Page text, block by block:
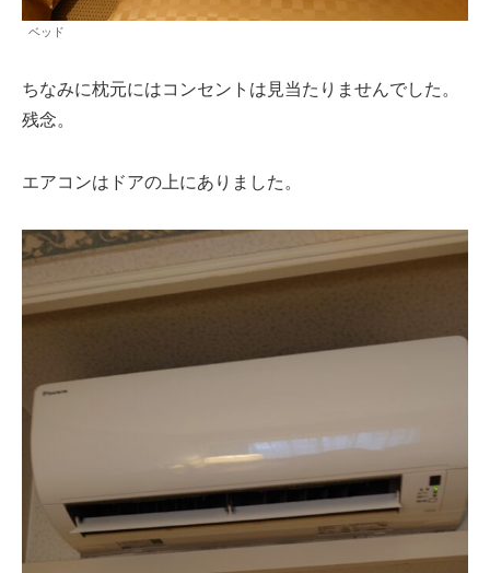
ベッド
ちなみに枕元にはコンセントは見当たりませんでした。
残念。
エアコンはドアの上にありました。